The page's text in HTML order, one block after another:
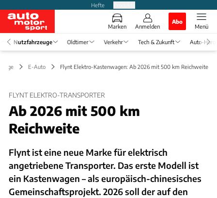
Hefte
Marken Anmelden
Abo
Menü
Nutzfahrzeuge Oldtimer Verkehr Tech & Zukunft Auto-
E-Auto Flynt Elektro-Kastenwagen: Ab 2026 mit 500 km Reichweite
FLYNT ELEKTRO-TRANSPORTER
Ab 2026 mit 500 km
Reichweite
Flynt ist eine neue Marke für elektrisch
angetriebene Transporter. Das erste Modell ist
ein Kastenwagen – als europäisch-chinesisches
Gemeinschaftsprojekt. 2026 soll der auf den